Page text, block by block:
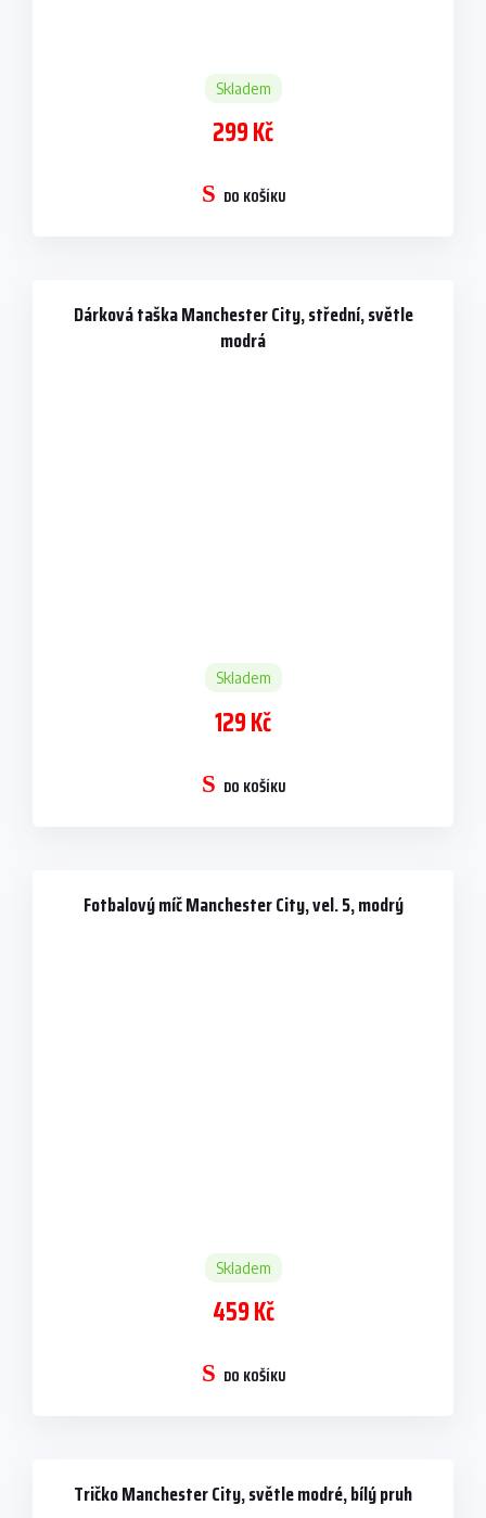
Skladem
299 Kč
DO KOŠÍKU
Dárková taška Manchester City, střední, světle
modrá
Skladem
129 Kč
DO KOŠÍKU
Fotbalový míč Manchester City, vel. 5, modrý
Skladem
459 Kč
DO KOŠÍKU
Tričko Manchester City, světle modré, bílý pruh